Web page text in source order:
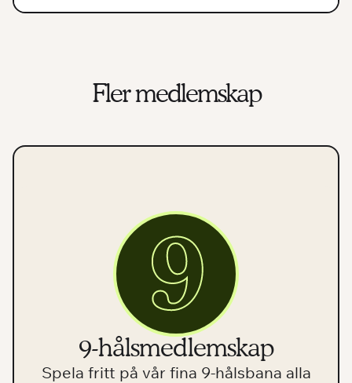
Fler medlemskap
9-hålsmedlemskap
Spela fritt på vår fina 9-hålsbana alla